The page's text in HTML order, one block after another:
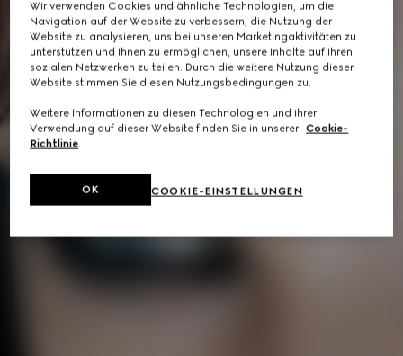
Wir verwenden Cookies und ähnliche Technologien, um die
Navigation auf der Website zu verbessern, die Nutzung der
Website zu analysieren, uns bei unseren Marketingaktivitäten zu
unterstützen und Ihnen zu ermöglichen, unsere Inhalte auf Ihren
sozialen Netzwerken zu teilen. Durch die weitere Nutzung dieser
Website stimmen Sie diesen Nutzungsbedingungen zu.
Weitere Informationen zu diesen Technologien und ihrer
Verwendung auf dieser Website finden Sie in unserer Cookie-
Richtlinie.
COOKIE-EINSTELLUNGEN
OK